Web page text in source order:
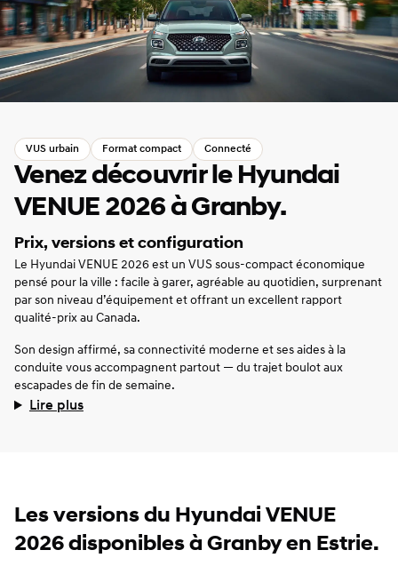
VUS urbain Format compact Connecté
Venez découvrir le Hyundai
VENUE 2026 à Granby.
Prix, versions et configuration
Le Hyundai VENUE 2026 est un VUS sous-compact économique
pensé pour la ville : facile à garer, agréable au quotidien, surprenant
par son niveau d’équipement et offrant un excellent rapport
qualité-prix au Canada.
Son design affirmé, sa connectivité moderne et ses aides à la
conduite vous accompagnent partout — du trajet boulot aux
escapades de fin de semaine.
Lire plus
Les versions du Hyundai VENUE
2026 disponibles à Granby en Estrie.